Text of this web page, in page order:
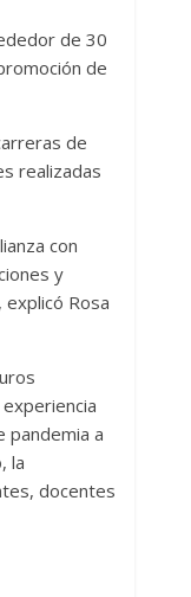
de 30
de
de
realizadas
con
y
Rosa
pandemia a
la
docentes